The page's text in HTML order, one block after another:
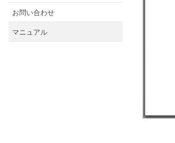
お問い合わせ
マニュアル